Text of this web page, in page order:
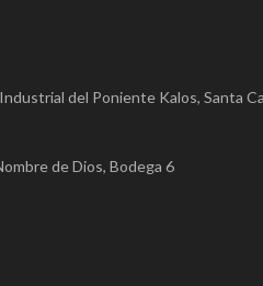
del Poniente Kalos, Santa
de Dios, Bodega 6